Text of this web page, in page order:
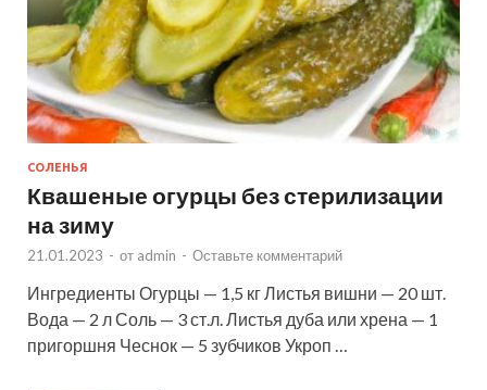
СОЛЕНЬЯ
Квашеные огурцы без стерилизации
на зиму
21.01.2023 - от admin - Оставьте комментарий
Ингредиенты Огурцы — 1,5 кг Листья вишни — 20 шт.
Вода — 2 л Соль — 3 ст.л. Листья дуба или хрена — 1
пригоршня Чеснок — 5 зубчиков Укроп …